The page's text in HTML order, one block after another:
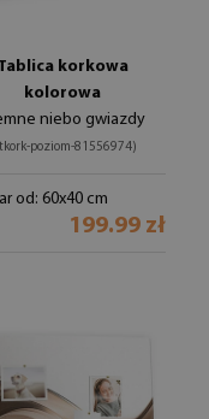
korkowa
kolorowa
niebo gwiazdy
poziom-81556974)
od: 60x40 cm
199.99 zł